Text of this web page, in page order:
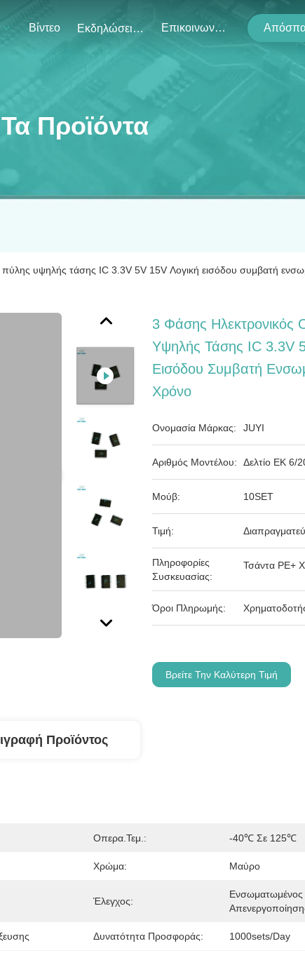
Βίντεο Εκδηλώσεις Επικοινωνήστε Μαζί Μας
Προϊόντα
υψηλής τάσης IC 3.3V 5V 15V Λογική εισόδου συμβατή
3 Φάσης Ηλεκτρονικός
Υψηλής Τάσης IC 3.3V
Εισόδου Συμβατή
Χρόνο
Ονομασία Μάρκας: JUYI
Αριθμός Μοντέλου: Δελτίο ΕΚ 6/
Μούβ: 10SET
Τιμή:
Πληροφορίες
Συσκευασίας:
Τσάντα PE+
Όροι Πληρωμής:
Βρείτε Την Καλύτερη Τιμή
Προϊόντος
Οπερα.Τεμ.: -40℃ Σε 125℃
Χρώμα: Μαύρο
Έλεγχος:
Ενσωματωμένος
Δυνατότητα Προσφοράς: 1000sets/day